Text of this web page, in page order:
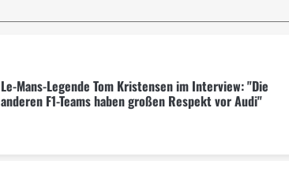
Le-Mans-Legende Tom Kristensen im Interview: "Die
anderen F1-Teams haben großen Respekt vor Audi"